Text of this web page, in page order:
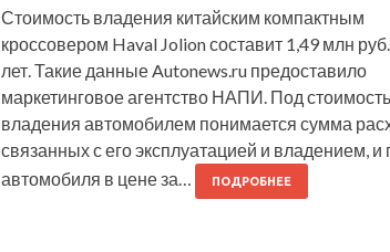
Стоимость владения китайским компактным
кроссовером Haval Jolion составит 1,49 млн
лет. Такие данные Autonews.ru предоставило
маркетинговое агентство НАПИ. Под
владения автомобилем понимается сумма
связанных с его эксплуатацией и владением, и
автомобиля в цене за…
ПОДРОБНЕЕ